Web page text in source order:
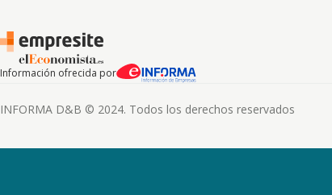
Información ofrecida por
INFORMA D&B © 2024. Todos los derechos reservados